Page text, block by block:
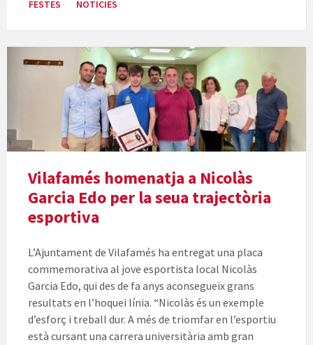
FESTES
NOTICIES
Vilafamés homenatja a Nicolàs
Garcia Edo per la seua trajectòria
esportiva
L’Ajuntament de Vilafamés ha entregat una placa
commemorativa al jove esportista local Nicolàs
Garcia Edo, qui des de fa anys aconsegueix grans
resultats en l’hoquei línia. “Nicolàs és un exemple
d’esforç i treball dur. A més de triomfar en l’esportiu
està cursant una carrera universitària amb gran